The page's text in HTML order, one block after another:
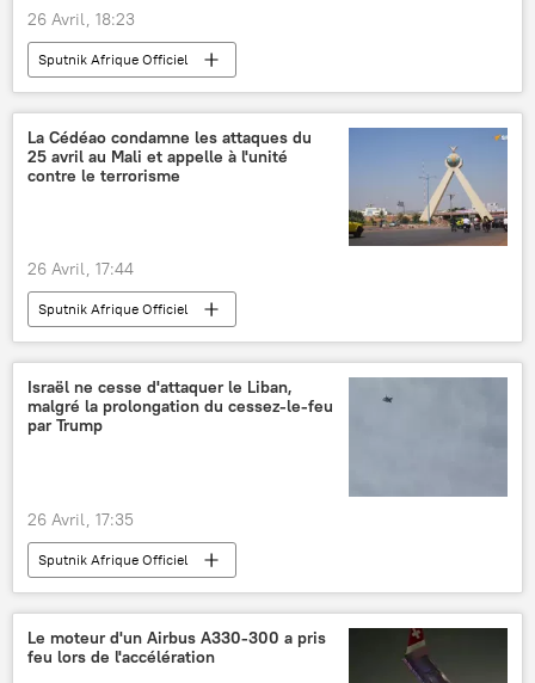
26 Avril, 18:23
Sputnik Afrique Officiel
La Cédéao condamne les attaques du
25 avril au Mali et appelle à l'unité
contre le terrorisme
26 Avril, 17:44
Sputnik Afrique Officiel
Israël ne cesse d'attaquer le Liban,
malgré la prolongation du cessez-le-feu
par Trump
26 Avril, 17:35
Sputnik Afrique Officiel
Le moteur d'un Airbus A330-300 a pris
feu lors de l'accélération